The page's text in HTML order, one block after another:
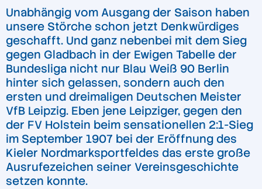
Unabhängig vom Ausgang der Saison haben
unsere Störche schon jetzt Denkwürdiges
geschafft. Und ganz nebenbei mit dem Sieg
gegen Gladbach in der Ewigen Tabelle der
Bundesliga nicht nur Blau Weiß 90 Berlin
hinter sich gelassen, sondern auch den
ersten und dreimaligen Deutschen Meister
VfB Leipzig. Eben jene Leipziger, gegen den
der FV Holstein beim sensationellen 2:1-Sieg
im September 1907 bei der Eröffnung des
Kieler Nordmarksportfeldes das erste große
Ausrufezeichen seiner Vereinsgeschichte
setzen konnte.